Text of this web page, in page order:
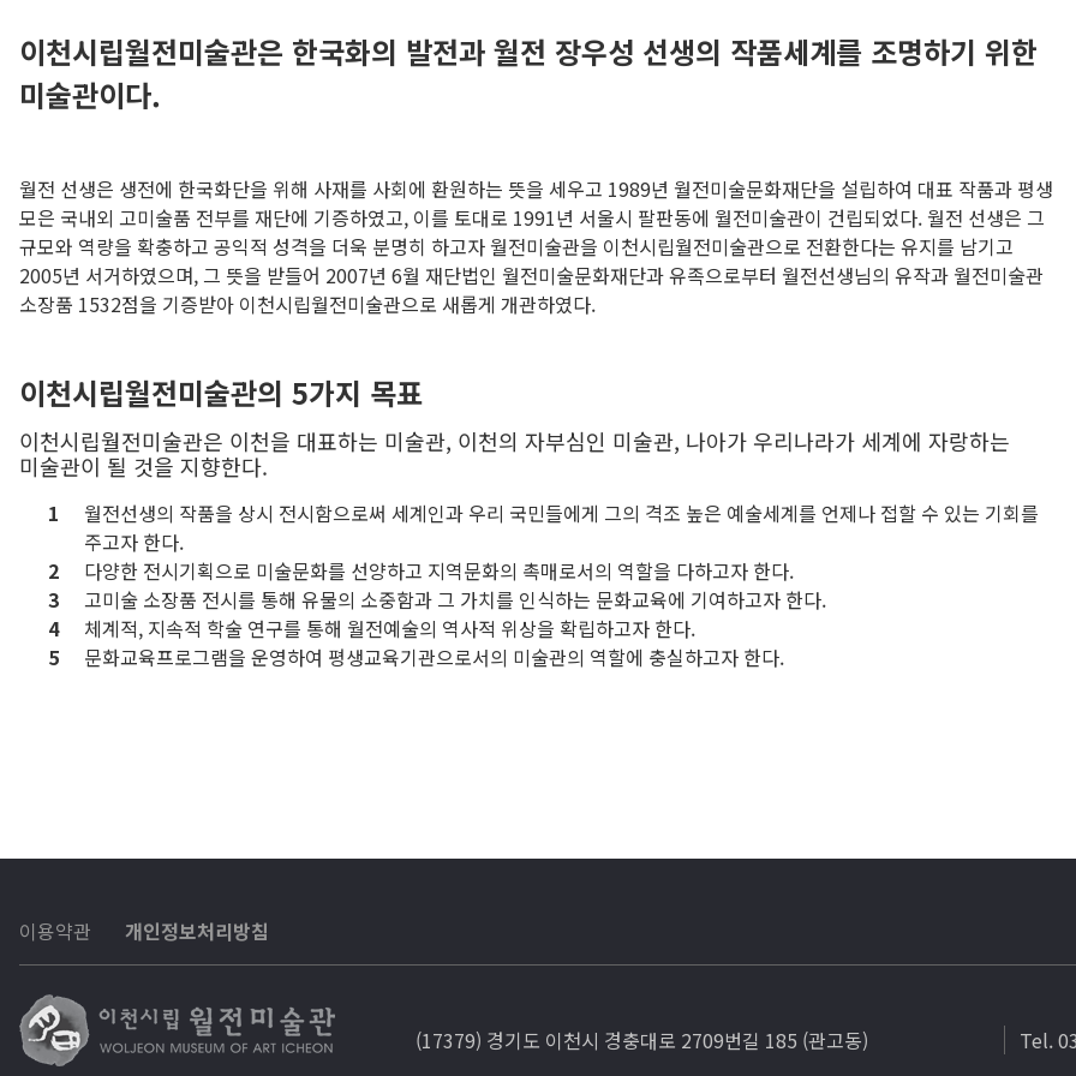
이천시립월전미술관은 한국화의 발전과 월전 장우성 선생의 작품세계를 조명하기 위한
미술관이다.
월전 선생은 생전에 한국화단을 위해 사재를 사회에 환원하는 뜻을 세우고 1989년 월전미술문화재단을 설립하여 대표 작품과 평생
모은 국내외 고미술품 전부를 재단에 기증하였고, 이를 토대로 1991년 서울시 팔판동에 월전미술관이 건립되었다. 월전 선생은 그
규모와 역량을 확충하고 공익적 성격을 더욱 분명히 하고자 월전미술관을 이천시립월전미술관으로 전환한다는 유지를 남기고
2005년 서거하였으며, 그 뜻을 받들어 2007년 6월 재단법인 월전미술문화재단과 유족으로부터 월전선생님의 유작과 월전미술관
소장품 1532점을 기증받아 이천시립월전미술관으로 새롭게 개관하였다.
이천시립월전미술관의 5가지 목표
이천시립월전미술관은 이천을 대표하는 미술관, 이천의 자부심인 미술관, 나아가 우리나라가 세계에 자랑하는
미술관이 될 것을 지향한다.
월전선생의 작품을 상시 전시함으로써 세계인과 우리 국민들에게 그의 격조 높은 예술세계를 언제나 접할 수 있는 기회를
주고자 한다.
다양한 전시기획으로 미술문화를 선양하고 지역문화의 촉매로서의 역할을 다하고자 한다.
고미술 소장품 전시를 통해 유물의 소중함과 그 가치를 인식하는 문화교육에 기여하고자 한다.
체계적, 지속적 학술 연구를 통해 월전예술의 역사적 위상을 확립하고자 한다.
문화교육프로그램을 운영하여 평생교육기관으로서의 미술관의 역할에 충실하고자 한다.
이용약관 개인정보처리방침
(17379) 경기도 이천시 경충대로 2709번길 185 (관고동) Tel.